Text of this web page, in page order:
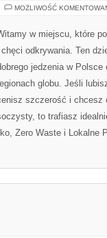
MOŻLIWOŚĆ
w miejscu, które
chęci odkrywania. Ten
jedzenia w
globu. Jeśli
szczerość i chcesz
to trafiasz
Zero Waste i Lokalne